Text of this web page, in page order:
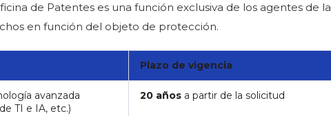
de Patentes es una función exclusiva de los agentes de la
en función del objeto de protección.
Plazo de vigencia
avanzada
TI e IA, etc.)
20 años a partir de la solicitud